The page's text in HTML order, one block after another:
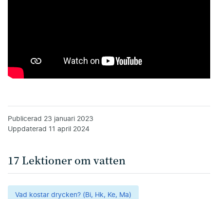
Publicerad 23 januari 2023
Uppdaterad 11 april 2024
17 Lektioner om vatten
Vad kostar drycken? (Bi, Hk, Ke, Ma)